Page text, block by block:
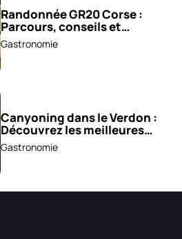
Randonnée GR20 Corse :
Parcours, conseils et
astuces !
Gastronomie
Canyoning dans le Verdon :
Découvrez les meilleures
excursions !
Gastronomie